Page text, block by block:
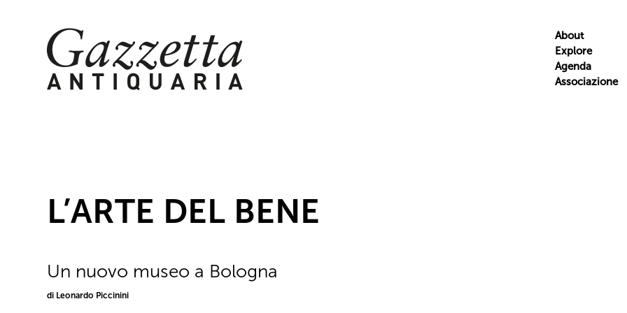
Skip
to
content
About
Explore
Agenda
Associazione
L’ARTE DEL BENE
Un nuovo museo a Bologna
di Leonardo Piccinini